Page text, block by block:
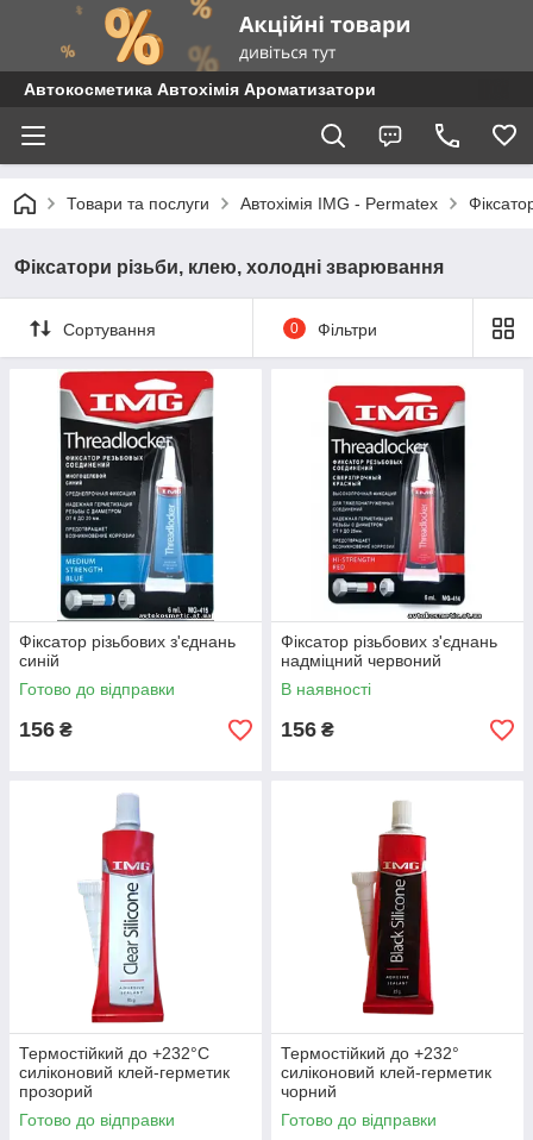
Автокосметика Автохімія Ароматизатори
Товари та послуги Автохімія IMG - Permatex
Фіксатори різьби, клею, холодні зварювання
Сортування 0 Фільтри
Фіксатор різьбових з'єднань
синій
Готово до відправки
156 ₴
Фіксатор різьбових з'єднань
надміцний червоний
В наявності
156 ₴
Термостійкий до +232°С
силіконовий клей-герметик
прозорий
Готово до відправки
Термостійкий до +232°
силіконовий клей-герметик
чорний
Готово до відправки